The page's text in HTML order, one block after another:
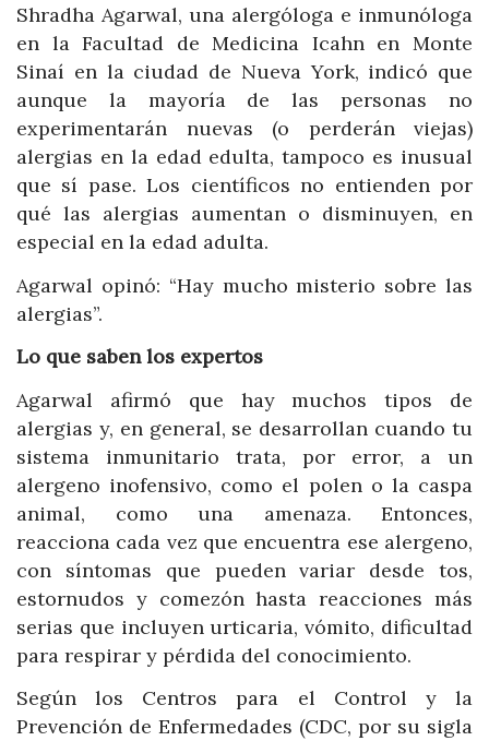
Shradha Agarwal, una alergóloga e inmunóloga
en la Facultad de Medicina Icahn en Monte
Sinaí en la ciudad de Nueva York, indicó que
aunque la mayoría de las personas no
experimentarán nuevas (o perderán viejas)
alergias en la edad edulta, tampoco es inusual
que sí pase. Los científicos no entienden por
qué las alergias aumentan o disminuyen, en
especial en la edad adulta.
Agarwal opinó: “Hay mucho misterio sobre las
alergias”.
Lo que saben los expertos
Agarwal afirmó que hay muchos tipos de
alergias y, en general, se desarrollan cuando tu
sistema inmunitario trata, por error, a un
alergeno inofensivo, como el polen o la caspa
animal, como una amenaza. Entonces,
reacciona cada vez que encuentra ese alergeno,
con síntomas que pueden variar desde tos,
estornudos y comezón hasta reacciones más
serias que incluyen urticaria, vómito, dificultad
para respirar y pérdida del conocimiento.
Según los Centros para el Control y la
Prevención de Enfermedades (CDC, por su sigla